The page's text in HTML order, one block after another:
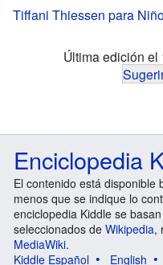
Tiffani Thiessen para
Última edición el
Enciclopedia
El contenido está disponible
menos que se indique lo
enciclopedia Kiddle se
seleccionados de Wikipedia,
MediaWiki.
Kiddle Español
English